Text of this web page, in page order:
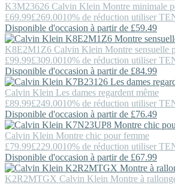
K3M23626 Calvin Klein Montre minimale
£69.99£269.0010% de réduction utiliser
Disponible d'occasion à partir de £59.49
K8E2M1Z6 Calvin Klein Montre sensuelle
£99.99£309.0010% de réduction utiliser
Disponible d'occasion à partir de £84.99
Calvin Klein Les dames regardent même
£89.99£249.0010% de réduction utiliser
Disponible d'occasion à partir de £76.49
Calvin Klein Montre chic pour femme
£79.99£229.0010% de réduction utiliser
Disponible d'occasion à partir de £67.99
K2R2MTGX Calvin Klein Montre à